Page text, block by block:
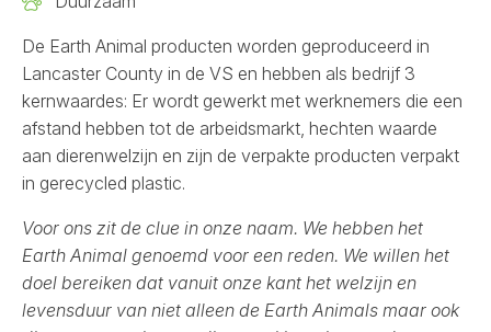
De Earth Animal producten worden geproduceerd in
Lancaster County in de VS en hebben als bedrijf 3
kernwaardes: Er wordt gewerkt met werknemers die een
afstand hebben tot de arbeidsmarkt, hechten waarde
aan dierenwelzijn en zijn de verpakte producten verpakt
in gerecycled plastic.
Voor ons zit de clue in onze naam. We hebben het
Earth Animal genoemd voor een reden. We willen het
doel bereiken dat vanuit onze kant het welzijn en
levensduur van niet alleen de Earth Animals maar ook